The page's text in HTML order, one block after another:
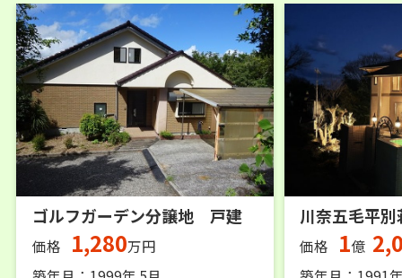
ゴルフガーデン分譲地 戸建
価格 1,280万円
川奈五毛平
価格 1億